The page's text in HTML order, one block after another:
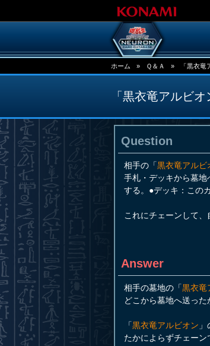
ホーム » Ｑ＆Ａ » 「黒衣
「黒衣竜アルビ
Question
相手の「黒衣竜アルビ
手札・デッキから墓
する。●デッキ：この
これにチェーンして、
Answer
相手の墓地の「黒衣竜
どこから墓地へ送った
「黒衣竜アルビオン
たかによらずチェーン